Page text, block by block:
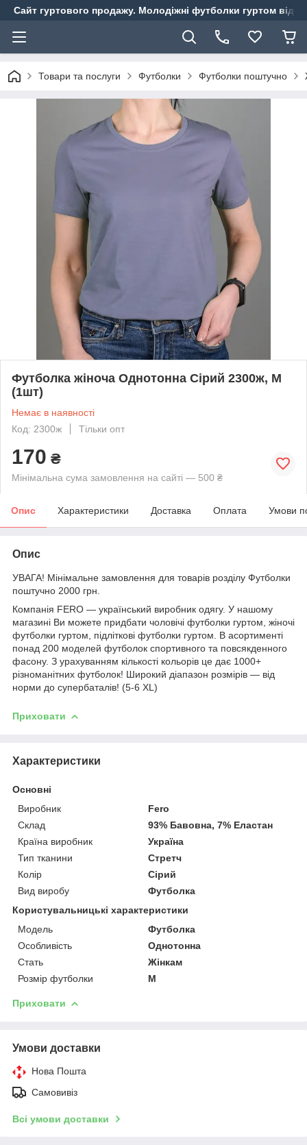
Сайт гуртового продажу. Молодіжні футболки гуртом від
Товари та послуги Футболки Футболки поштучно
Футболка жіноча Однотонна Сірий 2300ж, M
(1шт)
Немає в наявності
Код: 2300ж
Тільки опт
170 ₴
Мінімальна сума замовлення на сайті — 500 ₴
Опис Характеристики Доставка Оплата Умови
Опис
УВАГА! Мінімальне замовлення для товарів розділу Футболки
поштучно 2000 грн.
Компанія FERO — український виробник одягу. У нашому
магазині Ви можете придбати чоловічі футболки гуртом, жіночі
футболки гуртом, підліткові футболки гуртом. В асортименті
понад 200 моделей футболок спортивного та повсякденного
фасону. З урахуванням кількості кольорів це дає 1000+
різноманітних футболок! Широкий діапазон розмірів — від
норми до супербаталів! (5-6 XL)
Приховати
Характеристики
Основні
Виробник
Fero
Склад
93% Бавовна, 7% Еластан
Країна виробник
Україна
Тип тканини
Стретч
Колір
Сірий
Вид виробу
Футболка
Користувальницькі характеристики
Модель
Футболка
Особливість
Однотонна
Стать
Жінкам
Розмір футболки
M
Приховати
Умови доставки
Нова Пошта
Самовивіз
Всі умови доставки